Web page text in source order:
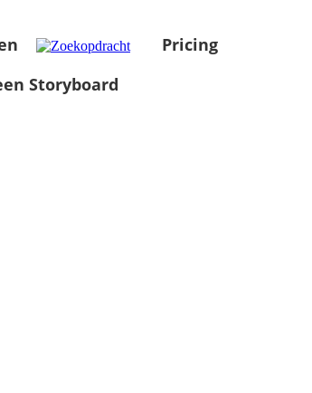
Pricing
Storyboard